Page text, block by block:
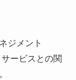
ジメント
ービスとの関